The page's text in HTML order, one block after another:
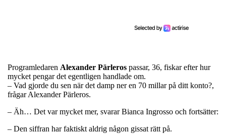
Programledaren Alexander Pärleros passar, 36, fiskar efter hur
mycket pengar det egentligen handlade om.
– Vad gjorde du sen när det damp ner en 70 millar på ditt konto?,
frågar Alexander Pärleros.
– Äh… Det var mycket mer, svarar Bianca Ingrosso och fortsätter:
– Den siffran har faktiskt aldrig någon gissat rätt på.